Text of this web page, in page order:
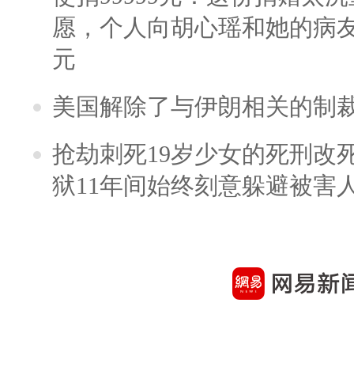
愿，个人向胡心瑶和她的病
元
美国解除了与伊朗相关的制
抢劫刺死19岁少女的死刑改
狱11年间始终刻意躲避被害